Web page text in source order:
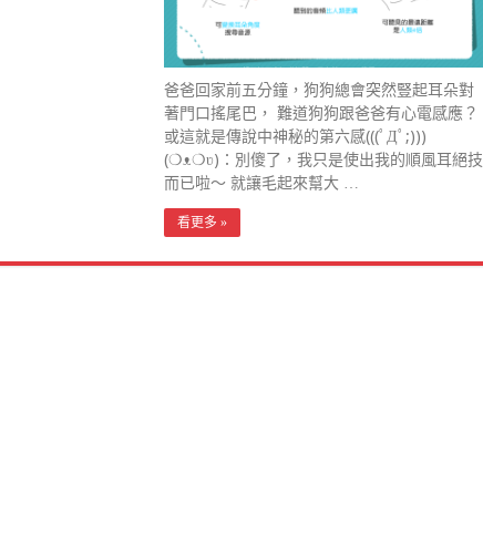
爸爸回家前五分鐘，狗狗總會突然豎起耳朵對
著門口搖尾巴， 難道狗狗跟爸爸有心電感應？
或這就是傳說中神秘的第六感(((ﾟДﾟ;)))
(❍ᴥ❍ʋ)：別傻了，我只是使出我的順風耳絕技
而已啦～ 就讓毛起來幫大 …
看更多 »